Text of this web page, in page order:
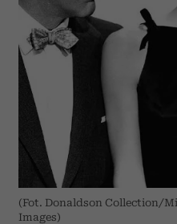
(Fot. Donaldson Collection/
Images)